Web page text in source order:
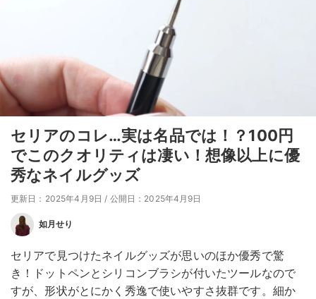
セリアのコレ…実は名品では！？100円
でこのクオリティは凄い！想像以上に優
秀なネイルグッズ
更新日：2025年4月9日 / 公開日：2025年4月9日
如月せり
セリアで見つけたネイルグッズが思いのほか優秀で驚
き！ドットペンとシリコンブラシが付いたツールなので
すが、形状がとにかく秀逸で使いやすさ抜群です。細か